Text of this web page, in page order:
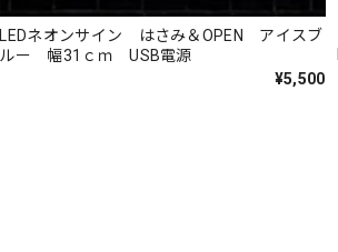
LEDネオンサイン はさみ＆OPEN アイスブ
ルー 幅31ｃｍ USB電源
¥5,500